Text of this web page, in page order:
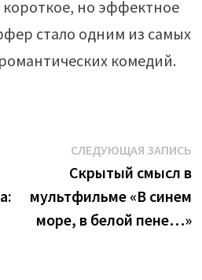
короткое, но эффектное
стало одним из самых
комедий.
СЛЕДУЮЩАЯ ЗАПИСЬ
Скрытый смысл в
мультфильме «В синем
море, в белой пене…»